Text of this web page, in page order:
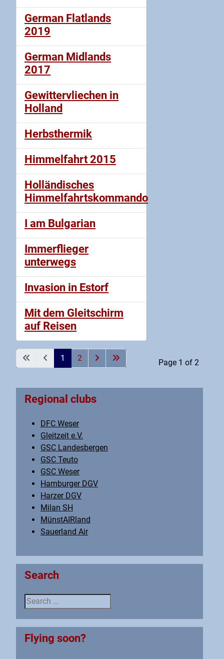
German Flatlands
2019
German Midlands
2017
Gewittervliechen in
Holland
Herbsthermik
Himmelfahrt 2015
Holländisches
Himmelfahrtskommando
I am Bulgarian
Immerflieger
unterwegs
Invasion in Estorf
Mit dem Gleitschirm
auf Reisen
Page 1 of 2
1 2
Regional clubs
DFC Weser
Gleitzeit e.V.
GSC Landesbergen
GSC Teuto
GSC Weser
Hamburger DGV
Harzer DGV
Milan SH
MünstAIRland
Sauerland Air
Search
Search ...
Flying soon?